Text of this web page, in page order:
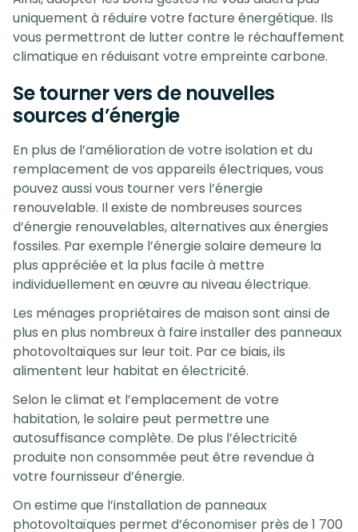
uniquement à réduire votre facture énergétique. Ils
vous permettront de lutter contre le réchauffement
climatique en réduisant votre empreinte carbone.
Se tourner vers de nouvelles
sources d’énergie
En plus de l’amélioration de votre isolation et du
remplacement de vos appareils électriques, vous
pouvez aussi vous tourner vers l’énergie
renouvelable. Il existe de nombreuses sources
d’énergie renouvelables, alternatives aux énergies
fossiles. Par exemple l’énergie solaire demeure la
plus appréciée et la plus facile à mettre
individuellement en œuvre au niveau électrique.
Les ménages propriétaires de maison sont ainsi de
plus en plus nombreux à faire installer des panneaux
photovoltaïques sur leur toit. Par ce biais, ils
alimentent leur habitat en électricité.
Selon le climat et l’emplacement de votre
habitation, le solaire peut permettre une
autosuffisance complète. De plus l’électricité
produite non consommée peut être revendue à
votre fournisseur d’énergie.
On estime que l’installation de panneaux
photovoltaïques permet d’économiser près de 1 700